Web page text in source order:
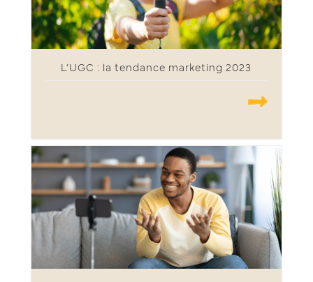
L’UGC : la tendance marketing 2023
.......